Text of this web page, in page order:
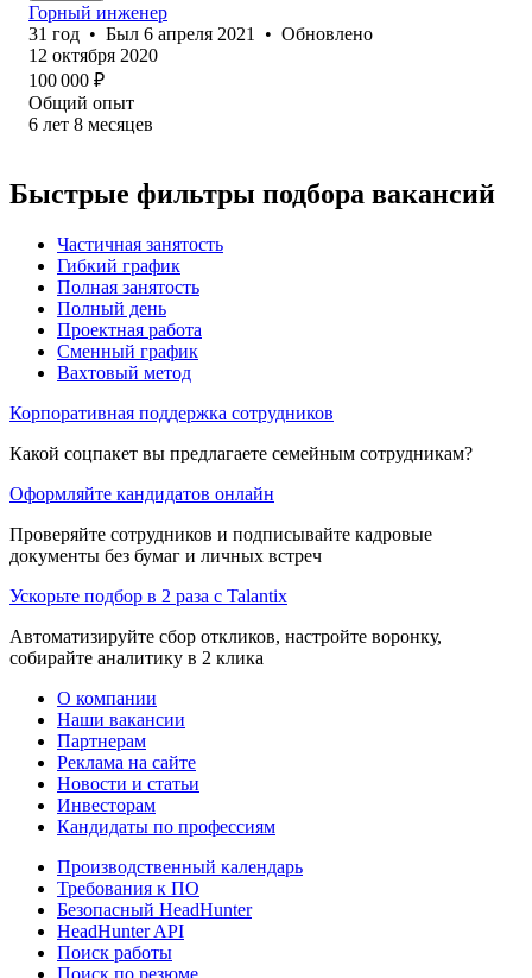
Горный инженер
31 год • Был 6 апреля 2021 • Обновлено
12 октября 2020
100 000 ₽
Общий опыт
6 лет 8 месяцев
Быстрые фильтры подбора вакансий
Частичная занятость
Гибкий график
Полная занятость
Полный день
Проектная работа
Сменный график
Вахтовый метод
Корпоративная поддержка сотрудников
Какой соцпакет вы предлагаете семейным сотрудникам?
Оформляйте кандидатов онлайн
Проверяйте сотрудников и подписывайте кадровые
документы без бумаг и личных встреч
Ускорьте подбор в 2 раза с Talantix
Автоматизируйте сбор откликов, настройте воронку,
собирайте аналитику в 2 клика
О компании
Наши вакансии
Партнерам
Реклама на сайте
Новости и статьи
Инвесторам
Кандидаты по профессиям
Производственный календарь
Требования к ПО
Безопасный HeadHunter
HeadHunter API
Поиск работы
Поиск по резюме